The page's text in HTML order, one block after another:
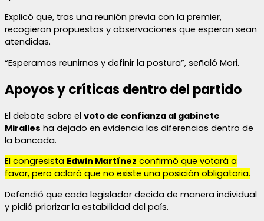
Explicó que, tras una reunión previa con la premier,
recogieron propuestas y observaciones que esperan sean
atendidas.
“Esperamos reunirnos y definir la postura”, señaló Mori.
Apoyos y críticas dentro del partido
El debate sobre el voto de confianza al gabinete
Miralles ha dejado en evidencia las diferencias dentro de
la bancada.
El congresista Edwin Martínez confirmó que votará a
favor, pero aclaró que no existe una posición obligatoria.
Defendió que cada legislador decida de manera individual
y pidió priorizar la estabilidad del país.